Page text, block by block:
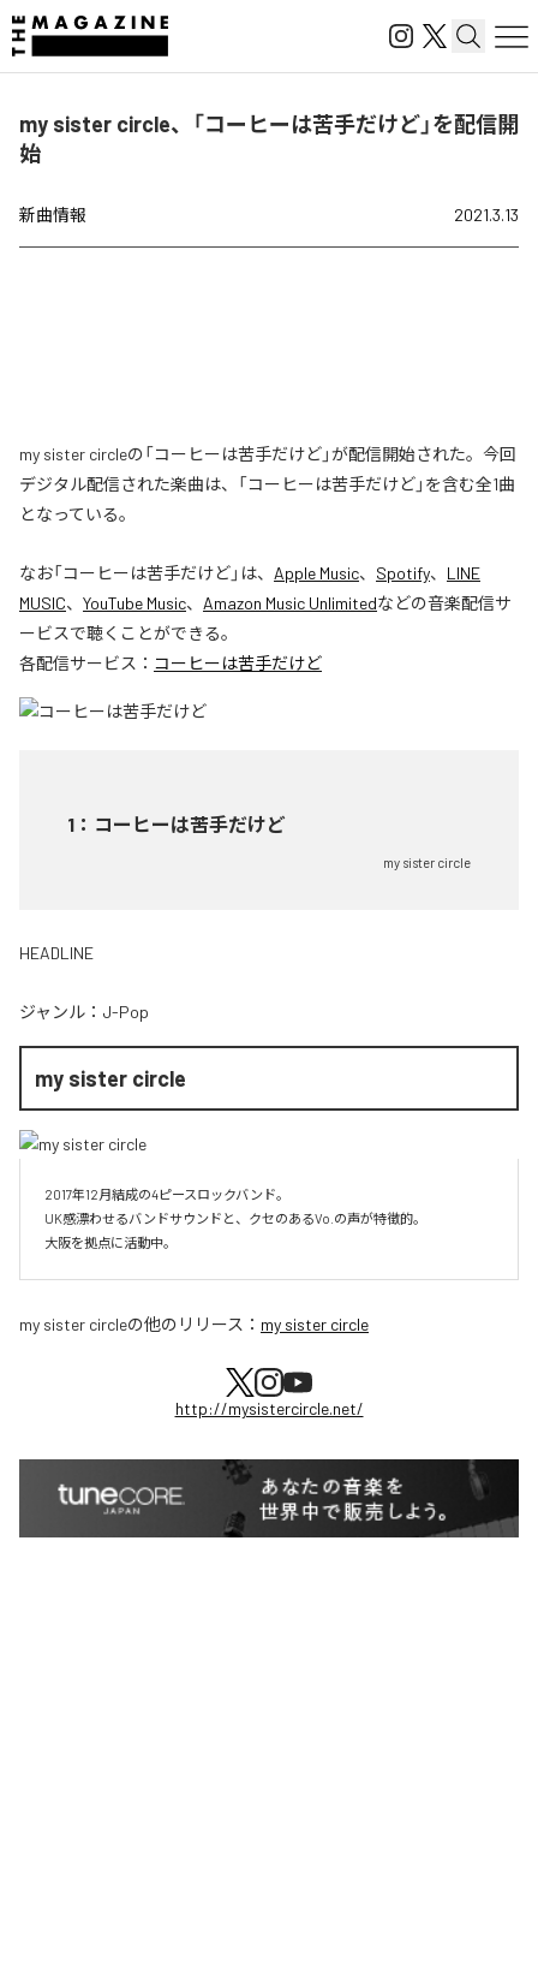
my sister circle、「コーヒーは苦手だけど」を配信開
始
新曲情報 2021.3.13
my sister circleの「コーヒーは苦手だけど」が配信開始された。今回
デジタル配信された楽曲は、「コーヒーは苦手だけど」を含む全1曲
となっている。
なお「コーヒーは苦手だけど」は、 Apple Music、 Spotify、 LINE
MUSIC、 YouTube Music、 Amazon Music Unlimitedなどの音楽配信サ
ービスで聴くことができる。
各配信サービス： コーヒーは苦手だけど
1 ： コーヒーは苦手だけど
my sister circle
HEADLINE
ジャンル： J-Pop
my sister circle
2017年12月結成の4ピースロックバンド。
UK感漂わせるバンドサウンドと、クセのあるVo.の声が特徴的。
大阪を拠点に活動中。
my sister circleの他のリリース： my sister circle
http://mysistercircle.net/